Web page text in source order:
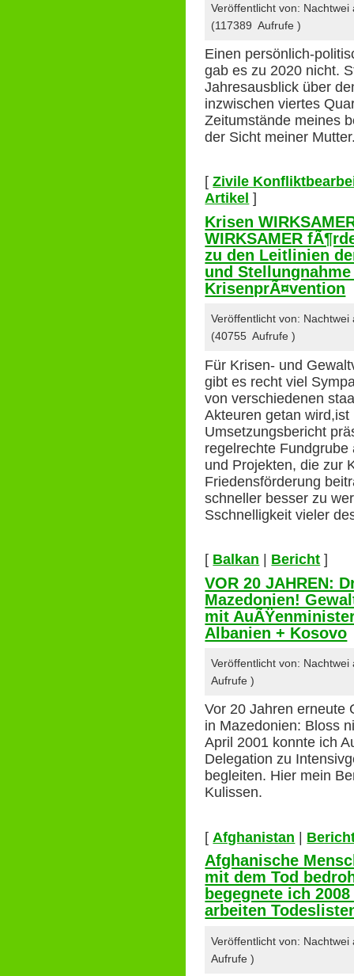
Veröffentlicht von:
(117389 Aufrufe )
Einen persönlich-
gab es zu 2020 nicht.
Jahresausblick über
inzwischen viertes
Zeitumstände meines
der Sicht meiner
[Zivile
Artikel ]
Krisen
WIRKSAMER
zu den Leitlinien
und
KrisenprÃ¤vention
Veröffentlicht von:
(40755 Aufrufe )
Für Krisen- und
gibt es recht viel
von verschiedenen
Akteuren getan
Umsetzungsbericht
regelrechte
und Projekten, die zur
Friedensförderung
schneller besser zu
Sschnelligkeit vieler
[ Balkan | Bericht ]
VOR 20 JAHREN:
Mazedonien!
mit
Albanien + Kosovo
Veröffentlicht von:
Aufrufe )
Vor 20 Jahren erneute
in Mazedonien: Bloss
April 2001 konnte ich
Delegation zu
begleiten. Hier mein
Kulissen.
[ Afghanistan |
Afghanische
mit dem Tod
begegnete ich
arbeiten
Veröffentlicht von:
Aufrufe )